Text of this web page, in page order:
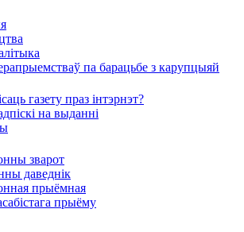
па барацьбе з карупцыяй
газету праз інтэрнэт?
на выданні
зварот
даведнік
прыёмная
прыёму